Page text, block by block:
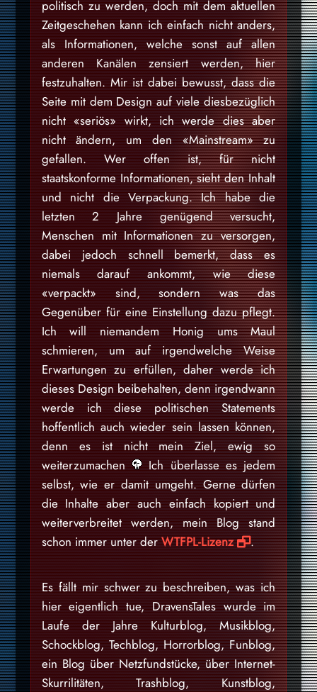
politisch zu werden, doch mit dem aktuellen
Zeitgeschehen kann ich einfach nicht anders,
als Informationen, welche sonst auf allen
anderen Kanälen zensiert werden, hier
festzuhalten. Mir ist dabei bewusst, dass die
Seite mit dem Design auf viele diesbezüglich
nicht «seriös» wirkt, ich werde dies aber
nicht ändern, um den «Mainstream» zu
gefallen. Wer offen ist, für nicht
staatskonforme Informationen, sieht den Inhalt
und nicht die Verpackung. Ich habe die
letzten 2 Jahre genügend versucht,
Menschen mit Informationen zu versorgen,
dabei jedoch schnell bemerkt, dass es
niemals darauf ankommt, wie diese
«verpackt» sind, sondern was das
Gegenüber für eine Einstellung dazu pflegt.
Ich will niemandem Honig ums Maul
schmieren, um auf irgendwelche Weise
Erwartungen zu erfüllen, daher werde ich
dieses Design beibehalten, denn irgendwann
werde ich diese politischen Statements
hoffentlich auch wieder sein lassen können,
denn es ist nicht mein Ziel, ewig so
weiterzumachen
Ich überlasse es jedem
selbst, wie er damit umgeht. Gerne dürfen
die Inhalte aber auch einfach kopiert und
weiterverbreitet werden, mein Blog stand
schon immer unter derWTFPL-Lizenz .
Es fällt mir schwer zu beschreiben, was ich
hier eigentlich tue, DravensTales wurde im
Laufe der Jahre Kulturblog, Musikblog,
Schockblog, Techblog, Horrorblog, Funblog,
ein Blog über Netzfundstücke, über Internet-
Skurrilitäten, Trashblog, Kunstblog,